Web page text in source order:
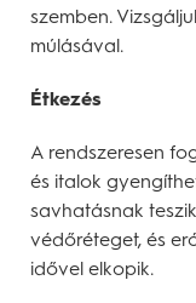
szemben.
múlásával.
Étkezés
A rendszeresen
és italok
savhatásnak
védőréteget, és
idővel elkopik.